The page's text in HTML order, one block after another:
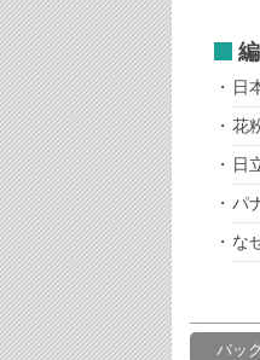
日
花
日
パ
な
バッ